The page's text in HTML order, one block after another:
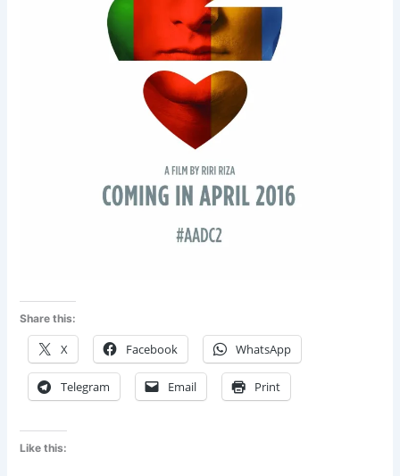
Share this:
X Facebook WhatsApp
Telegram Email Print
Like this: